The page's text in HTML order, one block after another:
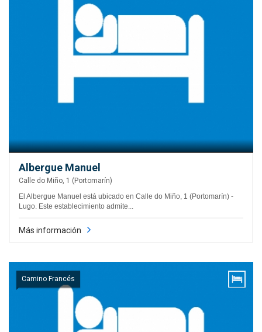
Albergue Manuel
Calle do Miño, 1 (Portomarín)
El Albergue Manuel está ubicado en Calle do Miño, 1 (Portomarín) -
Lugo. Este establecimiento admite...
Más información
Camino Francés